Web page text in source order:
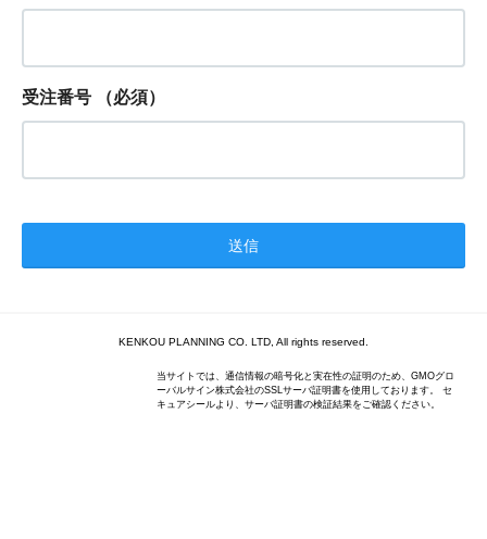
受注番号 （必須）
KENKOU PLANNING CO. LTD, All rights reserved.
当サイトでは、通信情報の暗号化と実在性の証明のため、GMOグロ
ーバルサイン株式会社のSSLサーバ証明書を使用しております。 セ
キュアシールより、サーバ証明書の検証結果をご確認ください。